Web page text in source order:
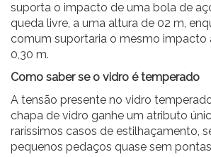
suporta o impacto de uma bola de
queda livre, a uma altura de 02 m,
comum suportaria o mesmo impacto
0,30 m.
Como saber se o vidro é temperado
A tensão presente no vidro
chapa de vidro ganhe um atributo
raríssimos casos de estilhaçamento,
pequenos pedaços quase sem